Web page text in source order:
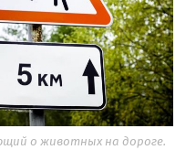
о животных на дороге.